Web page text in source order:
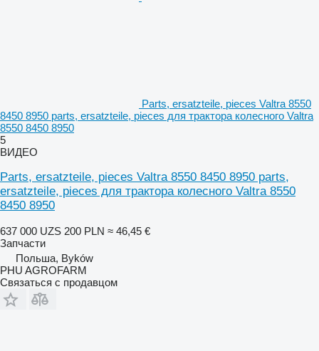
Parts, ersatzteile, pieces Valtra 8550
8450 8950 parts, ersatzteile, pieces для трактора колесного Valtra
8550 8450 8950
5
ВИДЕО
Parts, ersatzteile, pieces Valtra 8550 8450 8950 parts,
ersatzteile, pieces для трактора колесного Valtra 8550
8450 8950
637 000 UZS 200 PLN ≈ 46,45 €
Запчасти
Польша, Byków
PHU AGROFARM
Связаться с продавцом